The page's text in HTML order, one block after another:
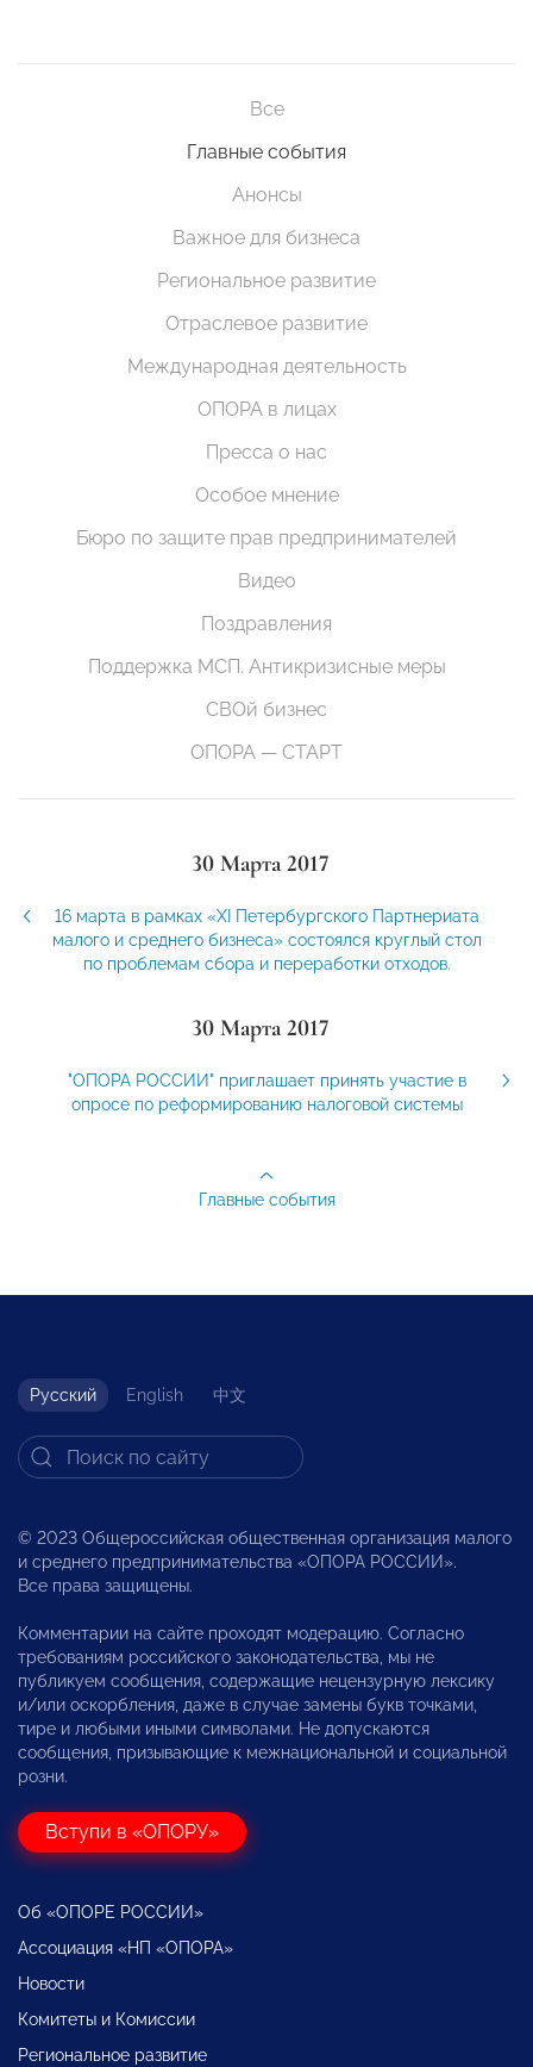
Все
Главные события
Анонсы
Важное для бизнеса
Региональное развитие
Отраслевое развитие
Международная деятельность
ОПОРА в лицах
Пресса о нас
Особое мнение
Бюро по защите прав предпринимателей
Видео
Поздравления
Поддержка МСП. Антикризисные меры
СВОй бизнес
ОПОРА — СТАРТ
30 Марта 2017
16 марта в рамках «XI Петербургского Партнериата
малого и среднего бизнеса» состоялся круглый стол
по проблемам сбора и переработки отходов.
30 Марта 2017
"ОПОРА РОССИИ" приглашает принять участие в
опросе по реформированию налоговой системы
Главные события
Русский English 中文
© 2023 Общероссийская общественная организация малого
и среднего предпринимательства «ОПОРА РОССИИ».
Все права защищены.
Комментарии на сайте проходят модерацию. Согласно
требованиям российского законодательства, мы не
публикуем сообщения, содержащие нецензурную лексику
и/или оскорбления, даже в случае замены букв точками,
тире и любыми иными символами. Не допускаются
сообщения, призывающие к межнациональной и социальной
розни.
Вступи в «ОПОРУ»
Об «ОПОРЕ РОССИИ»
Ассоциация «НП «ОПОРА»
Новости
Комитеты и Комиссии
Региональное развитие